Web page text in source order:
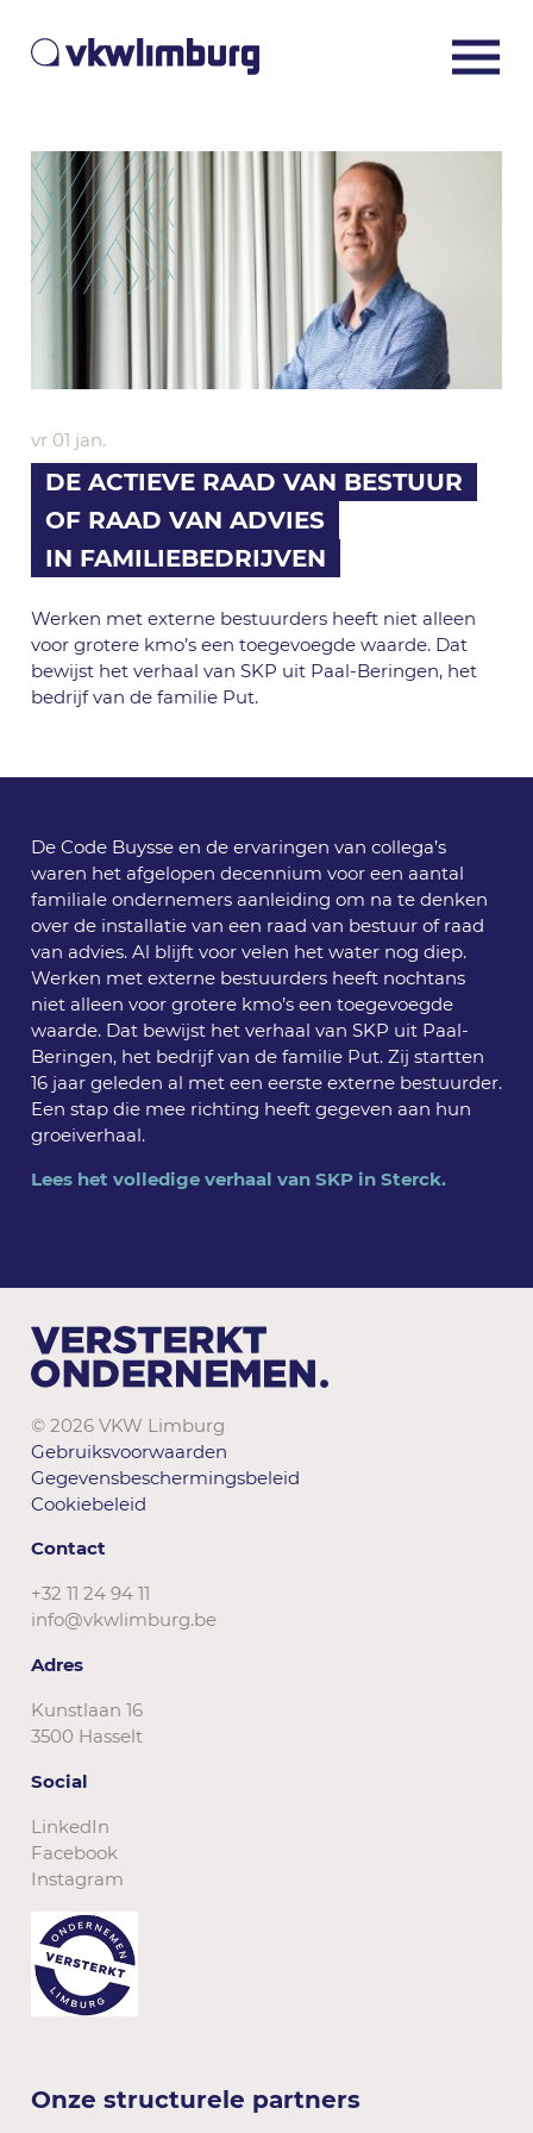
vr 01 jan.
DE ACTIEVE RAAD VAN BESTUUR
OF RAAD VAN ADVIES
IN FAMILIEBEDRIJVEN
Werken met externe bestuurders heeft niet alleen
voor grotere kmo’s een toegevoegde waarde. Dat
bewijst het verhaal van SKP uit Paal-Beringen, het
bedrijf van de familie Put.
De Code Buysse en de ervaringen van collega’s
waren het afgelopen decennium voor een aantal
familiale ondernemers aanleiding om na te denken
over de installatie van een raad van bestuur of raad
van advies. Al blijft voor velen het water nog diep.
Werken met externe bestuurders heeft nochtans
niet alleen voor grotere kmo’s een toegevoegde
waarde. Dat bewijst het verhaal van SKP uit Paal-
Beringen, het bedrijf van de familie Put. Zij startten
16 jaar geleden al met een eerste externe bestuurder.
Een stap die mee richting heeft gegeven aan hun
groeiverhaal.
Lees het volledige verhaal van SKP in Sterck.
© 2026 VKW Limburg
Gebruiksvoorwaarden
Gegevensbeschermingsbeleid
Cookiebeleid
Contact
+32 11 24 94 11
info@vkwlimburg.be
Adres
Kunstlaan 16
3500 Hasselt
Social
LinkedIn
Facebook
Instagram
Onze structurele partners